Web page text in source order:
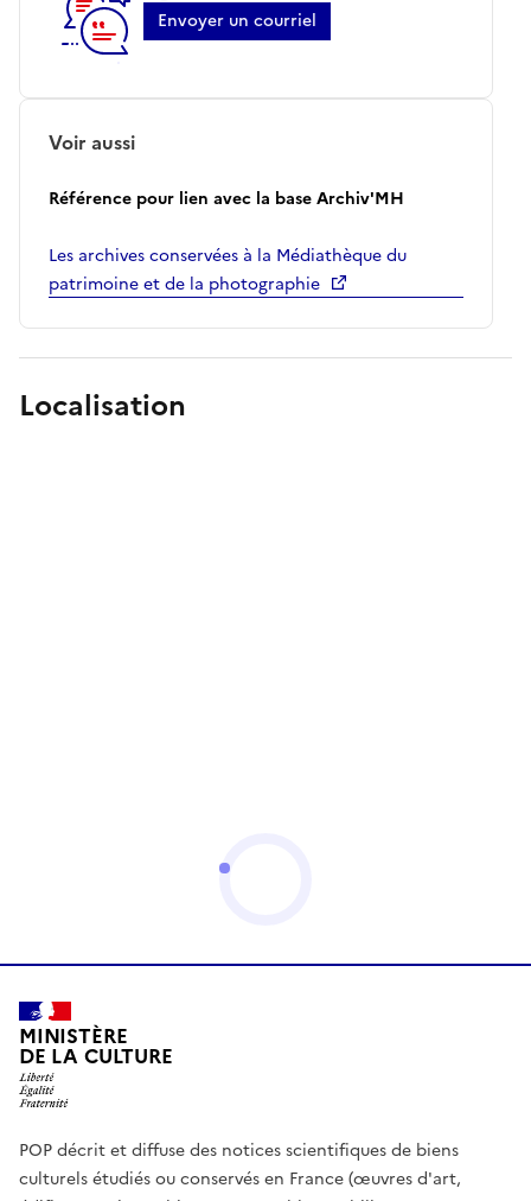
Envoyer un courriel
Voir aussi
Référence pour lien avec la base Archiv'MH
Les archives conservées à la Médiathèque du
patrimoine et de la photographie
Localisation
MINISTÈRE
DE LA CULTURE
POP décrit et diffuse des notices scientifiques de biens
culturels étudiés ou conservés en France (œuvres d'art,